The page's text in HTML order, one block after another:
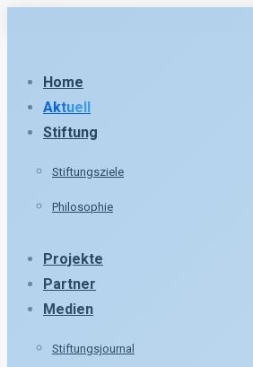
Home
Aktuell
Stiftung
Stiftungsziele
Philosophie
Projekte
Partner
Medien
Stiftungsjournal